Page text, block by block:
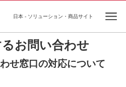
日本 - ソリューション・商品サイト
お問い合わせ
せ窓口の対応について